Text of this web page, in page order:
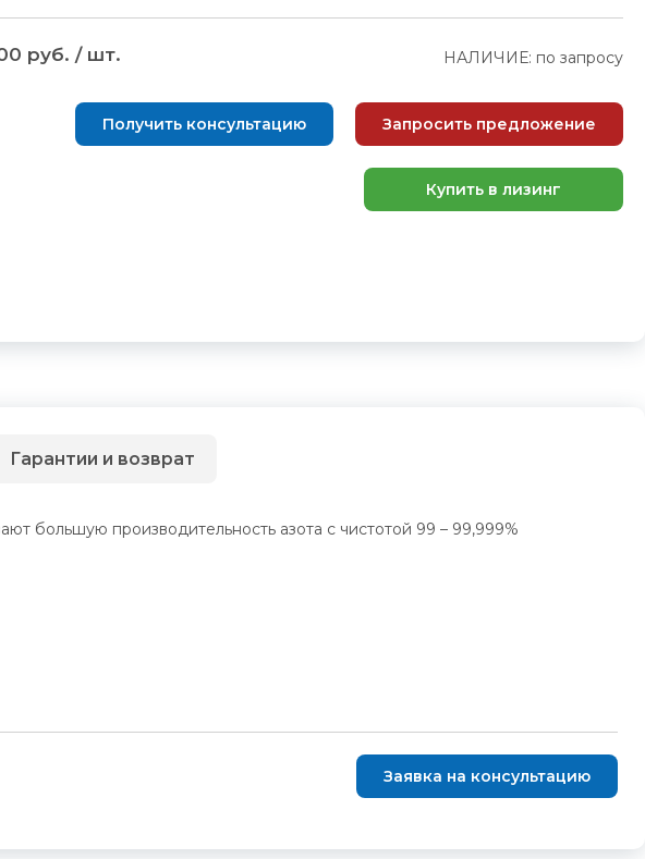
руб. / шт. НАЛИЧИЕ: по запросу
Получить консультацию Запросить предложение
Купить в лизинг
большую производительность азота с чистотой 99 – 99,999%
Гарантии и возврат
Заявка на консультацию